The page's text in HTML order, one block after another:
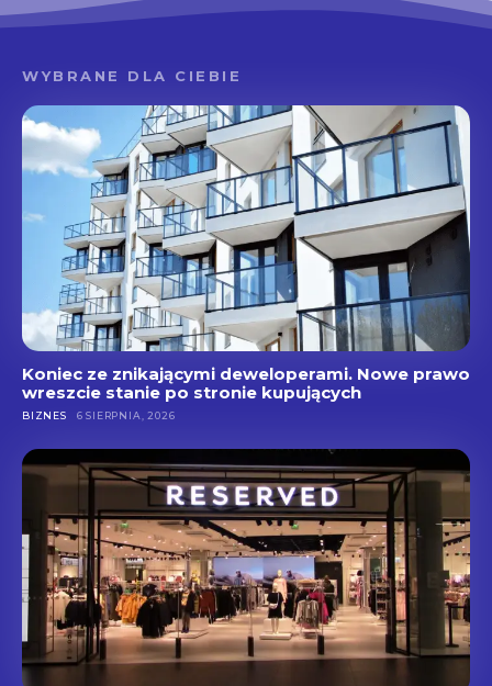
WYBRANE DLA CIEBIE
Koniec ze znikającymi deweloperami. Nowe prawo
wreszcie stanie po stronie kupujących
BIZNES 6 SIERPNIA, 2026